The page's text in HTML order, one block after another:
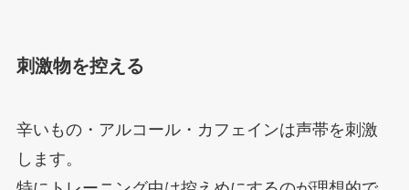
刺激物を控える
辛いもの・アルコール・カフェインは声帯を刺激
します。